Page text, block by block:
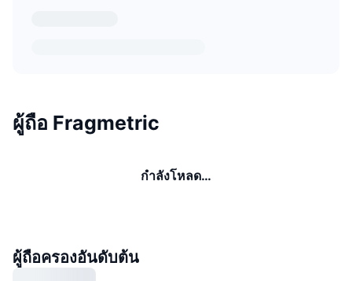
ผู้ถือ Fragmetric
กำลังโหลด…
ผู้ถือครองอันดับต้น